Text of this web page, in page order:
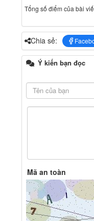
Tổng số điểm của bài
Chia sẻ:
Ý kiến bạn đọc
Mã an toàn